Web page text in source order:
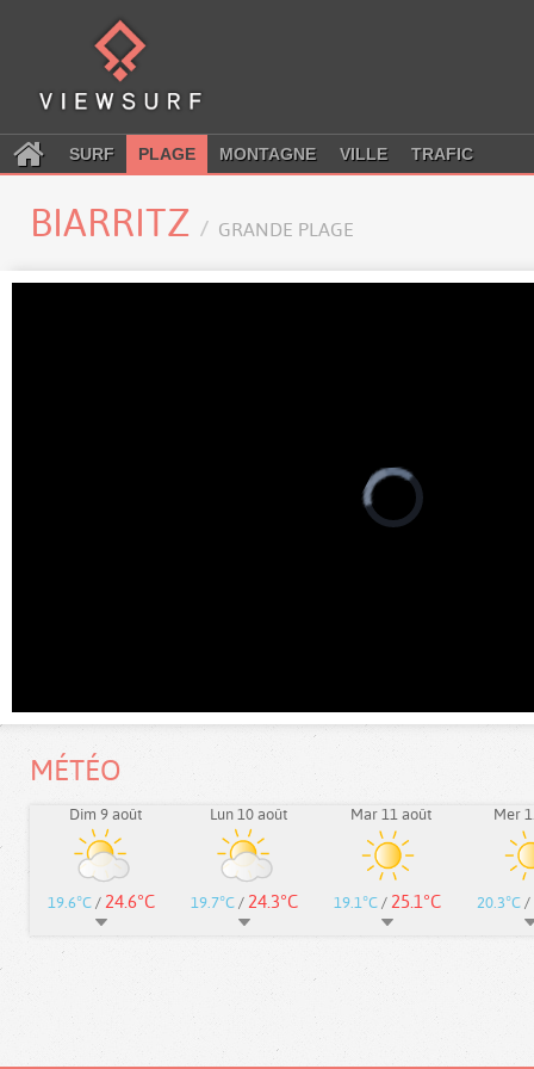
SURF PLAGE MONTAGNE VILLE TRAFIC
BIARRITZ GRANDE PLAGE
MÉTÉO
Dim 9 août
19.6°C / 24.6°C
Lun 10 août
19.7°C / 24.3°C
Mar 11 août
19.1°C / 25.1°C
Mer
20.3°C /